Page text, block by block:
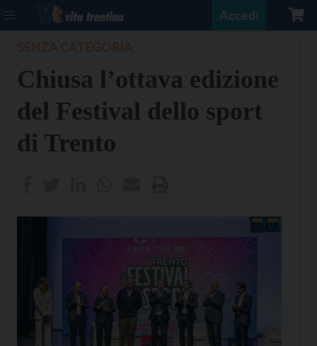
Accedi
Chiusa l’ottava edizione
del Festival dello sport
di Trento